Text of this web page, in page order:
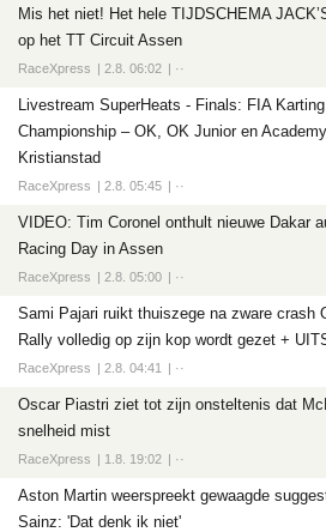
Mis het niet! Het hele TIJDSCHEMA
op het TT Circuit Assen
RaceXpress 2.8. 06:02 ··
Livestream SuperHeats - Finals: FIA
Championship – OK, OK Junior en
Kristianstad
RaceXpress 2.8. 05:45 ··
VIDEO: Tim Coronel onthult nieuwe Dakar
Racing Day in Assen
RaceXpress 2.8. 05:00 ··
Sami Pajari ruikt thuiszege na zware crash
Rally volledig op zijn kop wordt gezet +
RaceXpress 2.8. 04:41 ··
Oscar Piastri ziet tot zijn onsteltenis dat
snelheid mist
RaceXpress 1.8. 19:02 ··
Aston Martin weerspreekt gewaagde
Sainz: 'Dat denk ik niet'